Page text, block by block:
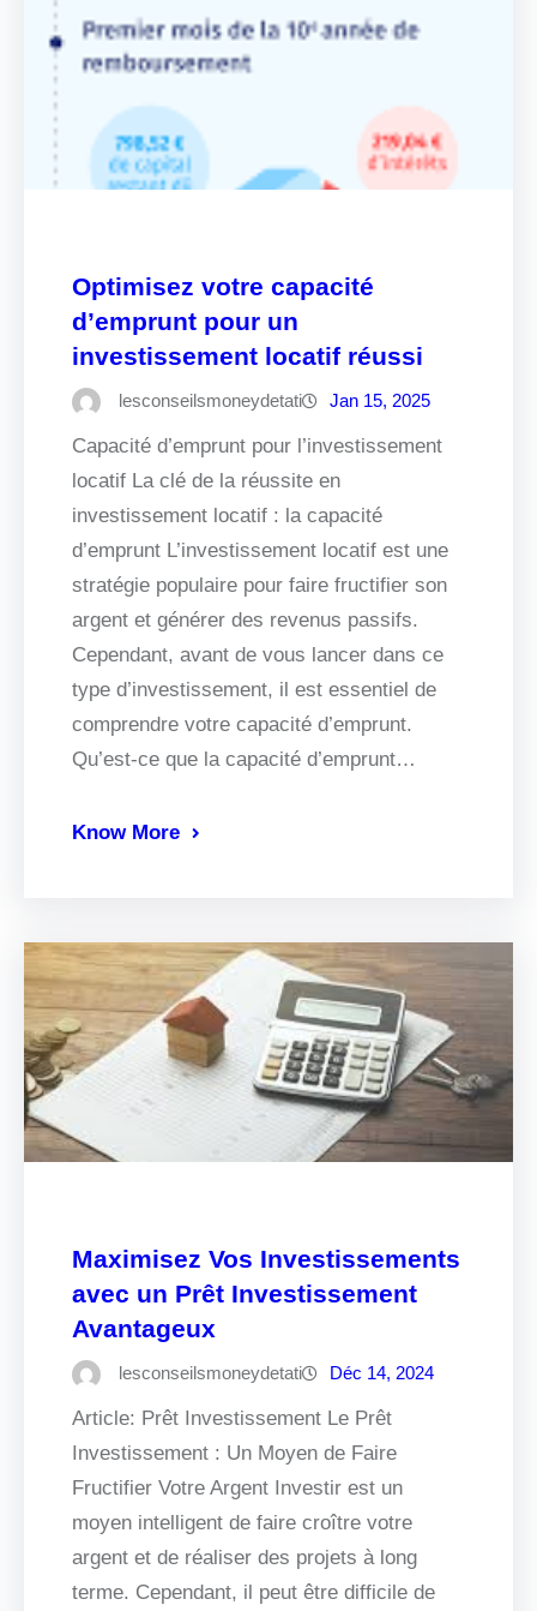
Optimisez votre capacité
d’emprunt pour un
investissement locatif réussi
lesconseilsmoneydetati Jan 15, 2025
Capacité d’emprunt pour l’investissement
locatif La clé de la réussite en
investissement locatif : la capacité
d’emprunt L’investissement locatif est une
stratégie populaire pour faire fructifier son
argent et générer des revenus passifs.
Cependant, avant de vous lancer dans ce
type d’investissement, il est essentiel de
comprendre votre capacité d’emprunt.
Qu’est-ce que la capacité d’emprunt…
Know More
Maximisez Vos Investissements
avec un Prêt Investissement
Avantageux
lesconseilsmoneydetati Déc 14, 2024
Article: Prêt Investissement Le Prêt
Investissement : Un Moyen de Faire
Fructifier Votre Argent Investir est un
moyen intelligent de faire croître votre
argent et de réaliser des projets à long
terme. Cependant, il peut être difficile de